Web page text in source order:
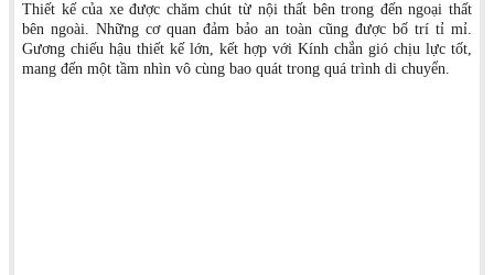
Thiết kế của xe được chăm chút từ nội thất bên trong đến ngoại thất
bên ngoài. Những cơ quan đảm bảo an toàn cũng được bố trí tỉ mỉ.
Gương chiếu hậu thiết kế lớn, kết hợp với Kính chắn gió chịu lực tốt,
mang đến một tầm nhìn vô cùng bao quát trong quá trình di chuyển.